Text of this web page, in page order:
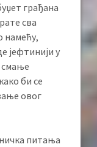
грађана
сва
намећу,
јефтинији у
смање
би се
овог
питања